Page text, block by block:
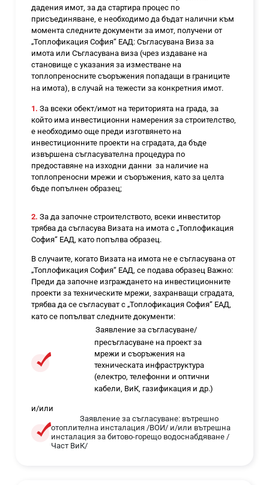
дадения имот, за да стартира процес по
присъединяване, е необходимо да бъдат налични към
момента следните документи за имот, получени от
„Топлофикация София“ ЕАД: Съгласувана Виза за
имота или Съгласувана виза (чрез издаване на
становище с указания за изместване на
топлопреносните съоръжения попадащи в границите
на имота), в случай на тежести за конкретния имот.
1. За всеки обект/имот на територията на града, за
който има инвестиционни намерения за строителство,
е необходимо още преди изготвянето на
инвестиционните проекти на сградата, да бъде
извършена съгласувателна процедура по
предоставяне на изходни данни за наличие на
топлопреносни мрежи и съоръжения, като за целта
бъде попълнен образец;
2. За да започне строителството, всеки инвеститор
трябва да съгласува Визата на имота с „Топлофикация
София“ ЕАД, като попълва образец.
В случаите, когато Визата на имота не е съгласувана от
„Топлофикация София“ ЕАД, се подава образец Важно:
Преди да започне изграждането на инвестиционните
проекти за техническите мрежи, захранващи сградата,
трябва да се съгласуват с „Топлофикация София“ ЕАД,
като се попълват следните документи:
Заявление за съгласуване/
пресъгласуване на проект за
мрежи и съоръжения на
техническата инфраструктура
(електро, телефонни и оптични
кабели, ВиК, газификация и др.)
и/или
Заявление за съгласуване: вътрешно
отоплителна инсталация /ВОИ/ и/или вътрешна
инсталация за битово-горещо водоснабдяване /
Част ВиК/